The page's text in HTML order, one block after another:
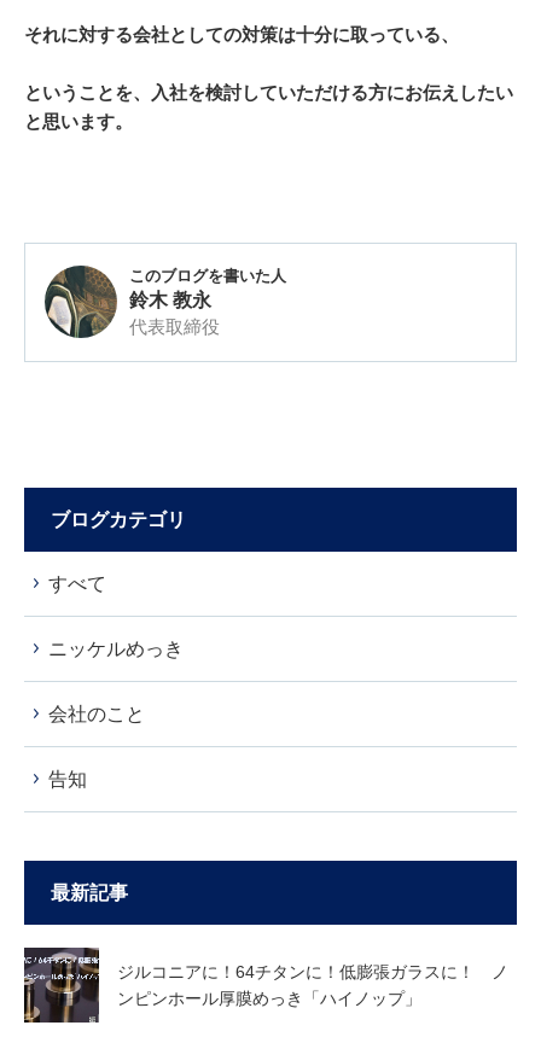
それに対する会社としての対策は十分に取っている、
ということを、入社を検討していただける方にお伝えしたい
と思います。
このブログを書いた人
鈴木 教永
代表取締役
ブログカテゴリ
すべて
ニッケルめっき
会社のこと
告知
最新記事
ジルコニアに！64チタンに！低膨張ガラスに！ ノ
ンピンホール厚膜めっき「ハイノップ」